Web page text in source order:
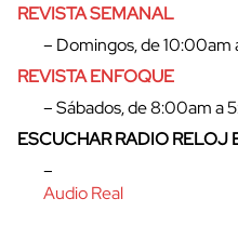
REVISTA SEMANAL
– Domingos, de 10:00am
REVISTA ENFOQUE
– Sábados, de 8:00am a
ESCUCHAR RADIO RELOJ
–
Audio Real